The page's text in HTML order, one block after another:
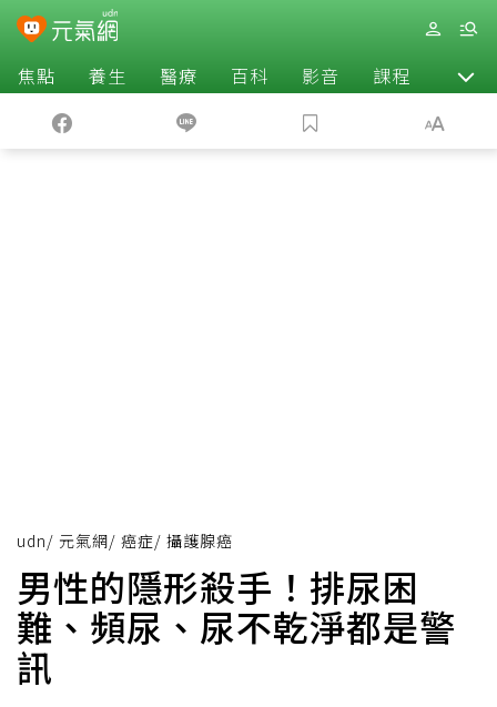
焦點 養生 醫療 百科 影音 課程 退休
udn/ 元氣網/ 癌症/ 攝護腺癌
男性的隱形殺手！排尿困
難、頻尿、尿不乾淨都是警
訊